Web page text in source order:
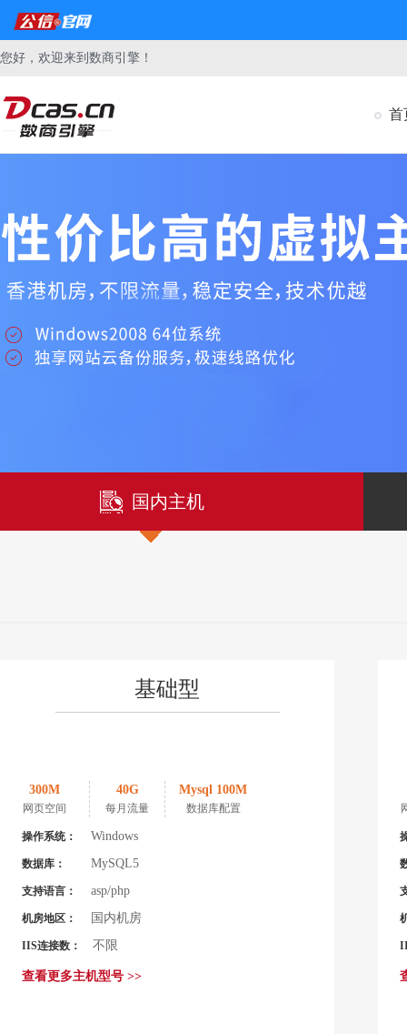
您好，欢迎来到数商引擎！
首
国内主机
基础型
300M
网页空间
40G
每月流量
Mysql 100M
数据库配置
操作系统： Windows
数据库： MySQL5
支持语言： asp/php
机房地区： 国内机房
IIS连接数： 不限
查看更多主机型号 >>